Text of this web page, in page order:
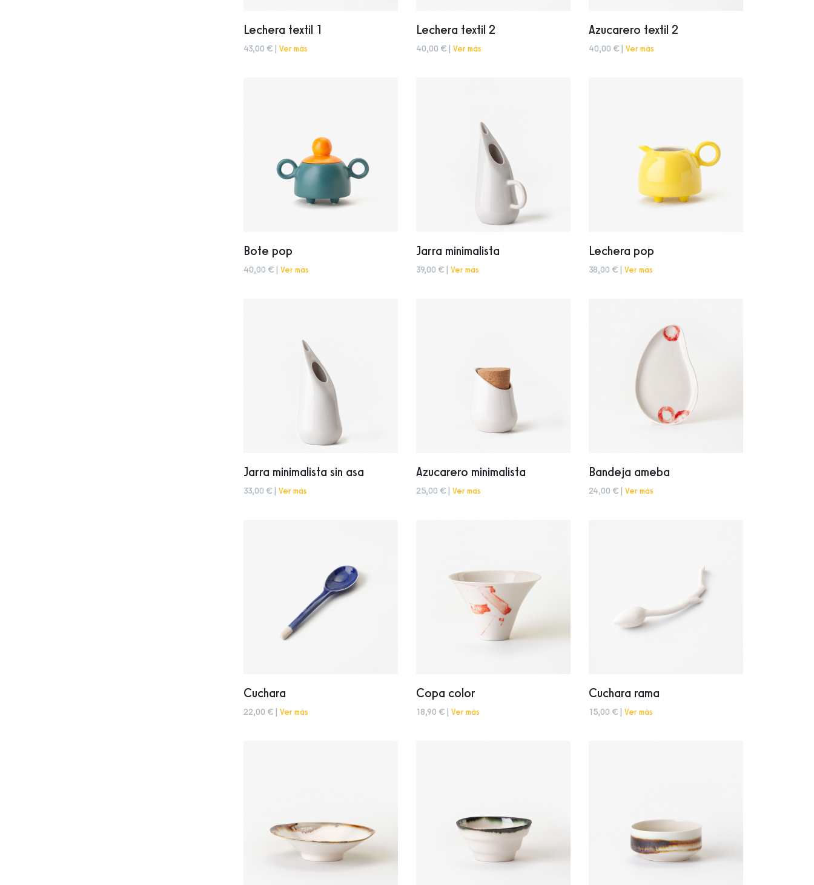
Lechera textil 1
43,00 € | Ver más
Lechera textil 2
40,00 € | Ver más
Azucarero textil 2
40,00 € | Ver más
Bote pop
40,00 € | Ver más
Jarra minimalista
39,00 € | Ver más
Lechera pop
38,00 € | Ver más
Jarra minimalista sin asa
33,00 € | Ver más
Azucarero minimalista
25,00 € | Ver más
Bandeja ameba
24,00 € | Ver más
Cuchara
22,00 € | Ver más
Copa color
18,90 € | Ver más
Cuchara rama
15,00 € | Ver más